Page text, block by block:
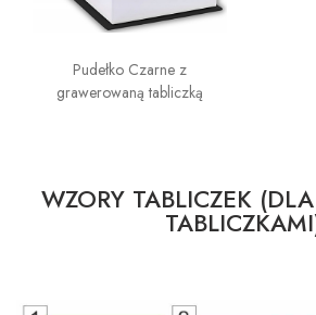
Pudełko Czarne z
grawerowaną tabliczką
WZORY TABLICZEK